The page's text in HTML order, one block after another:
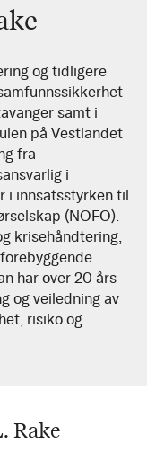
og tidligere
samt i
på Vestlandet
fra
i
i innsatsstyrken til
(NOFO).
krisehåndtering,
har over 20 års
og veiledning av
risiko og
Rake